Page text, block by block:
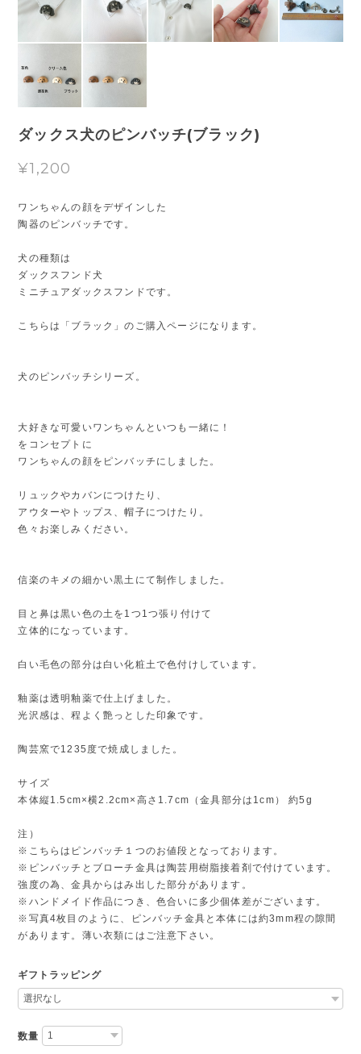
ダックス犬のピンバッチ(ブラック)
¥1,200
ワンちゃんの顔をデザインした
陶器のピンバッチです。
犬の種類は
ダックスフンド犬
ミニチュアダックスフンドです。
こちらは「ブラック」のご購入ページになります。
犬のピンバッチシリーズ。
大好きな可愛いワンちゃんといつも一緒に！
をコンセプトに
ワンちゃんの顔をピンバッチにしました。
リュックやカバンにつけたり、
アウターやトップス、帽子につけたり。
色々お楽しみください。
信楽のキメの細かい黒土にて制作しました。
目と鼻は黒い色の土を1つ1つ張り付けて
立体的になっています。
白い毛色の部分は白い化粧土で色付けしています。
釉薬は透明釉薬で仕上げました。
光沢感は、程よく艶っとした印象です。
陶芸窯で1235度で焼成しました。
サイズ
本体縦1.5cm×横2.2cm×高さ1.7cm（金具部分は1cm） 約5g
注）
※こちらはピンバッチ１つのお値段となっております。
※ピンバッチとブローチ金具は陶芸用樹脂接着剤で付けています。
強度の為、金具からはみ出した部分があります。
※ハンドメイド作品につき、色合いに多少個体差がございます。
※写真4枚目のように、ピンバッチ金具と本体には約3mm程の隙間
があります。薄い衣類にはご注意下さい。
ギフトラッピング
数量